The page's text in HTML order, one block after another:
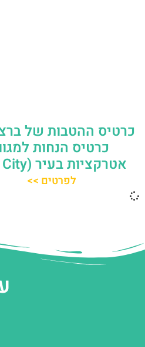
כרטיס ההטבות של
כרטיס הנחות
אטרקציות בעיר (Go City)
לפרטים >>